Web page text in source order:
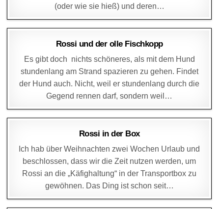
(oder wie sie hieß) und deren…
DAGMAR 31. DEZEMBER 2016
Rossi und der olle Fischkopp
Es gibt doch nichts schöneres, als mit dem Hund
stundenlang am Strand spazieren zu gehen. Findet
der Hund auch. Nicht, weil er stundenlang durch die
Gegend rennen darf, sondern weil…
DAGMAR 25. DEZEMBER 2016
Rossi in der Box
Ich hab über Weihnachten zwei Wochen Urlaub und
beschlossen, dass wir die Zeit nutzen werden, um
Rossi an die „Käfighaltung“ in der Transportbox zu
gewöhnen. Das Ding ist schon seit…